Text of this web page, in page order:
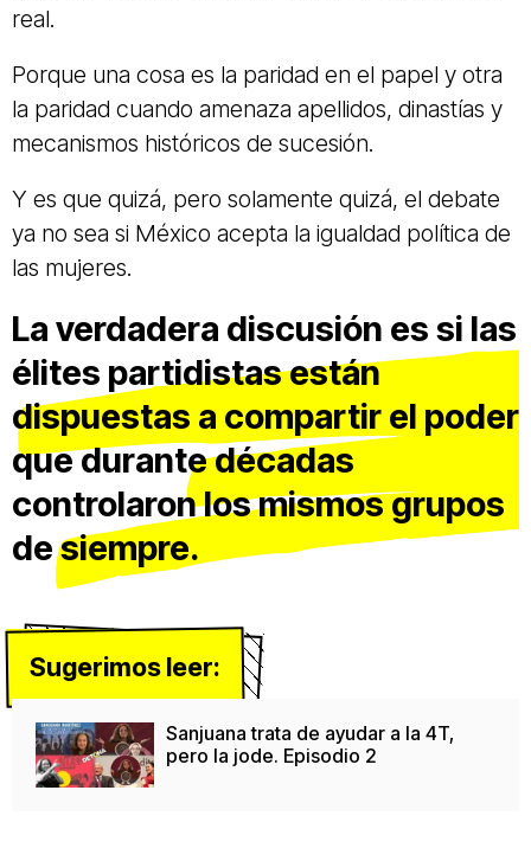
real.
Porque una cosa es la paridad en el papel y otra
la paridad cuando amenaza apellidos, dinastías y
mecanismos históricos de sucesión.
Y es que quizá, pero solamente quizá, el debate
ya no sea si México acepta la igualdad política de
las mujeres.
La verdadera discusión es si las
élites partidistas están
dispuestas a compartir el poder
que durante décadas
controlaron los mismos grupos
de siempre.
Sugerimos leer:
Sanjuana trata de ayudar a la 4T,
pero la jode. Episodio 2